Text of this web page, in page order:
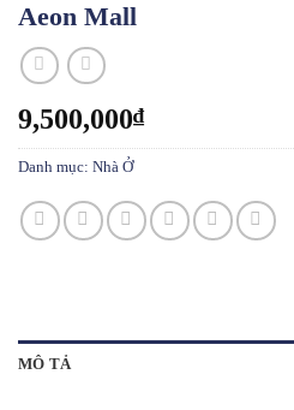
Aeon Mall
9,500,000₫
Danh mục: Nhà Ở
MÔ TẢ